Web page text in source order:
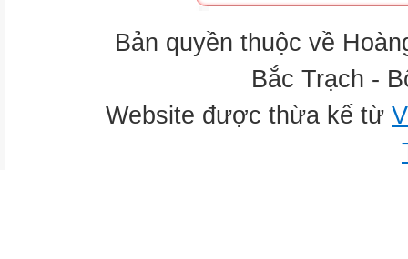
Bản quyền thuộc về
Bắc Trạch -
Website được thừa kế từ